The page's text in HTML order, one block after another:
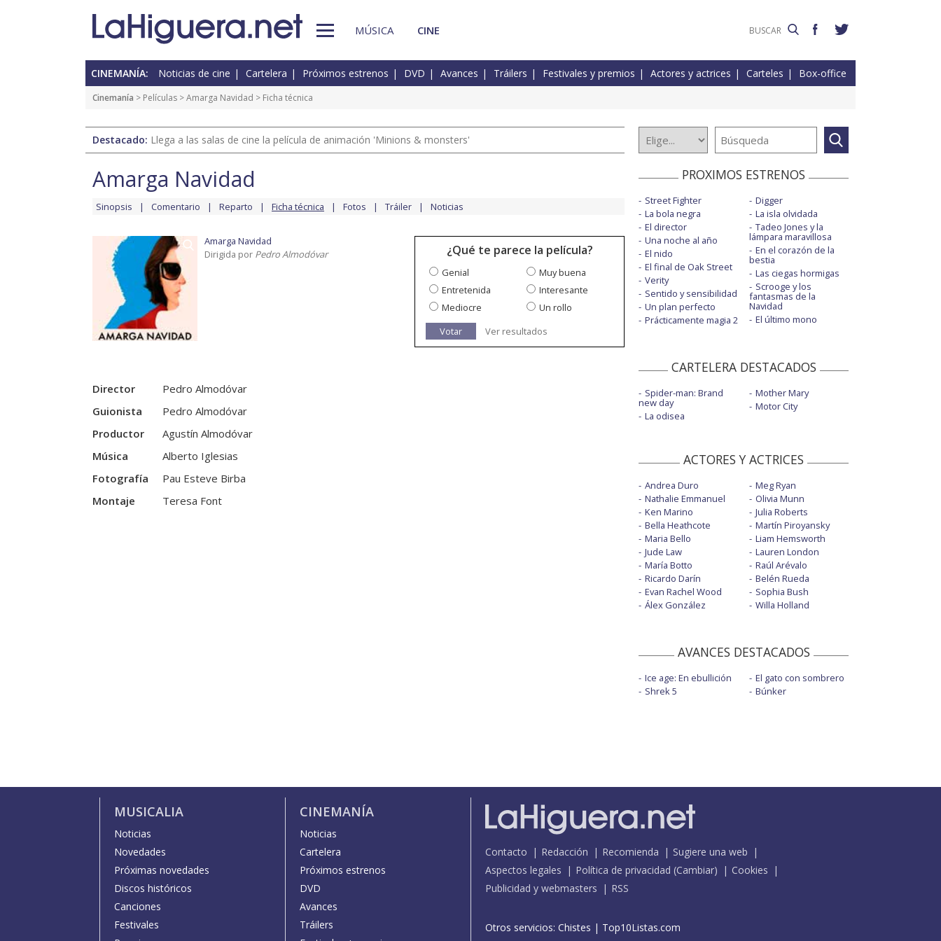
MÚSICA CINE
CINEMANÍA: Noticias de cine Cartelera Próximos estrenos DVD Avances Tráilers Festivales y premios Actores y actrices Carteles Box-office
Cinemanía > Películas >Amarga Navidad > Ficha técnica
Destacado: Llega a las salas de cine la película de animación 'Minions & monsters'
Amarga Navidad
Sinopsis Comentario Reparto Ficha técnica Fotos Tráiler Noticias
Amarga Navidad
Dirigida por Pedro Almodóvar ¿Qué te parece la película?
Genial
Muy buena
Entretenida
Interesante
Mediocre
Un rollo
Votar
Ver resultados
Director
Pedro Almodóvar
Guionista
Pedro Almodóvar
Productor
Agustín Almodóvar
Música
Alberto Iglesias
Fotografía
Pau Esteve Birba
Montaje
Teresa Font
PROXIMOS ESTRENOS
Street Fighter
La bola negra
El director
Una noche al año
El nido
El final de Oak Street
Verity
Sentido y sensibilidad
Un plan perfecto
Prácticamente magia 2
Digger
La isla olvidada
Tadeo Jones y la
lámpara maravillosa
En el corazón de la
bestia
Las ciegas hormigas
Scrooge y los
fantasmas de la
Navidad
El último mono
CARTELERA DESTACADOS
Spider-man: Brand
new day
La odisea
Mother Mary
Motor City
ACTORES Y ACTRICES
Andrea Duro
Nathalie Emmanuel
Ken Marino
Bella Heathcote
Maria Bello
Jude Law
María Botto
Ricardo Darín
Evan Rachel Wood
Álex González
Meg Ryan
Olivia Munn
Julia Roberts
Martín Piroyansky
Liam Hemsworth
Lauren London
Raúl Arévalo
Belén Rueda
Sophia Bush
Willa Holland
AVANCES DESTACADOS
Ice age: En ebullición
Shrek 5
El gato con sombrero
Búnker
MUSICALIA
Noticias
Novedades
Próximas novedades
Discos históricos
Canciones
Festivales
CINEMANÍA
Noticias
Cartelera
Próximos estrenos
DVD
Avances
Tráilers
Contacto Redacción Recomienda
Sugiere una web
Aspectos legales
Política de privacidad (Cambiar)
Cookies
Publicidad y webmasters
RSS
Otros servicios: Chistes | Top10Listas.com